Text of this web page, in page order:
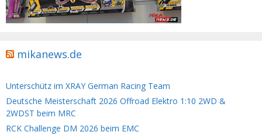
mikanews.de
Unterschütz im XRAY German Racing Team
Deutsche Meisterschaft 2026 Offroad Elektro 1:10 2WD &
2WDST beim MRC
RCK Challenge DM 2026 beim EMC